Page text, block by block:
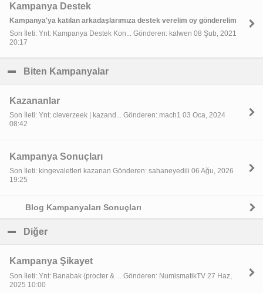
Kampanya Destek
Kampanya'ya katılan arkadaşlarımıza destek verelim oy gönderelim
Son İleti: Ynt: Kampanya Destek Kon... Gönderen: kalwen 08 Şub, 2021
20:17
Biten Kampanyalar
Kazananlar
Son İleti: Ynt: cleverzeek | kazand... Gönderen: mach1 03 Oca, 2024
08:42
Kampanya Sonuçları
Son İleti: kingevaletleri kazanan Gönderen: sahaneyedili 06 Ağu, 2026
19:25
Blog Kampanyaları Sonuçları
Diğer
Kampanya Şikayet
Son İleti: Ynt: Banabak (procter & ... Gönderen: NumismatikTV 27 Haz,
2025 10:00